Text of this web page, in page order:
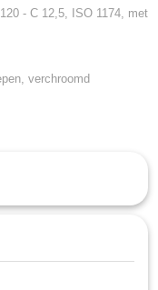
- C 12,5, ISO 1174, met
verchroomd
mm